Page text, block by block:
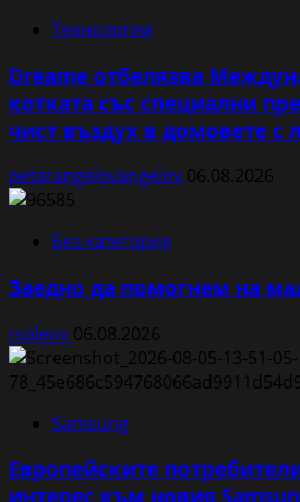
Технологии
Dreame отбелязва
котката със специални
чист въздух в домовете
petarangelovangelov 06.08.2026
Без категория
Заедно да помогнем на
rvaleov 06.08.2026
Samsung
Европейските
интерес към новия